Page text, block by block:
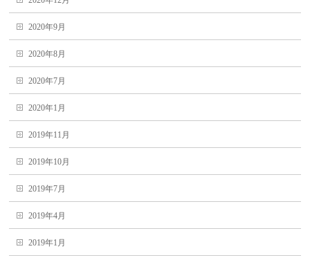
2020年9月
2020年8月
2020年7月
2020年1月
2019年11月
2019年10月
2019年7月
2019年4月
2019年1月